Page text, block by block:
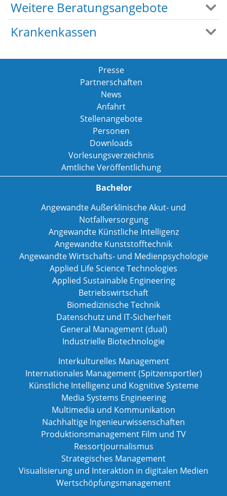
Weitere Beratungsangebote
Krankenkassen
Presse
Partnerschaften
News
Anfahrt
Stellenangebote
Personen
Downloads
Vorlesungsverzeichnis
Amtliche Veröffentlichung
Bachelor
Angewandte Außerklinische Akut- und
Notfallversorgung
Angewandte Künstliche Intelligenz
Angewandte Kunststofftechnik
Angewandte Wirtschafts- und Medienpsychologie
Applied Life Science Technologies
Applied Sustainable Engineering
Betriebswirtschaft
Biomedizinische Technik
Datenschutz und IT-Sicherheit
General Management (dual)
Industrielle Biotechnologie
Interkulturelles Management
Internationales Management (Spitzensportler)
Künstliche Intelligenz und Kognitive Systeme
Media Systems Engineering
Multimedia und Kommunikation
Nachhaltige Ingenieurwissenschaften
Produktionsmanagement Film und TV
Ressortjournalismus
Strategisches Management
Visualisierung und Interaktion in digitalen Medien
Wertschöpfungsmanagement